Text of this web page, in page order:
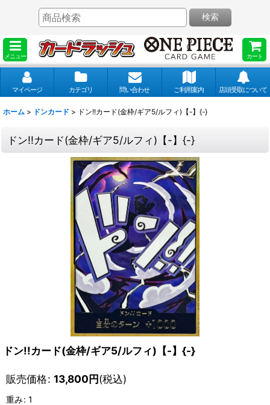
メニュー カート
検索
マイページ カテゴリ 問い合わせ ご利用案内 店頭受取について
ホーム > ドンカード > ドン!!カード(金枠/ギア5/ルフィ)【-】{-}
ドン!!カード(金枠/ギア5/ルフィ)【-】{-}
ドン!!カード(金枠/ギア5/ルフィ)【-】{-}
販売価格: 13,800円(税込)
重み: 1